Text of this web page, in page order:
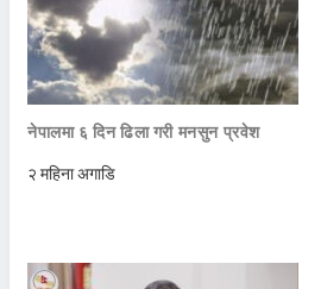
नेपालमा ६ दिन ढिला गरी मनसुन प्रवेश
२ महिना अगाडि